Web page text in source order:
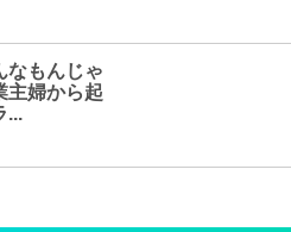
なもんじゃ
主婦から起
...